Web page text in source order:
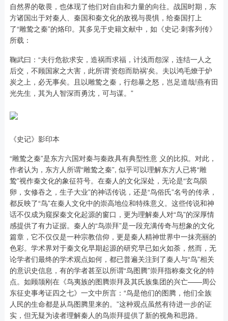
自然界的敬畏，也体现了他们对自由和力量的向往。战国时期，东
方诸国出于对秦人、秦国和秦文化的敌视与畏惧，给秦国打上
了“雕鸷之秦”的烙印。其多见于史籍文献中，如《史记·刺客列传》
所载：
鞠武曰：“夫行危欲求安，造祸而求福，计浅而怨深，连结一人之
后交，不顾国家之大害，此所谓‘资怨而助祸'矣。夫以鸿毛燎于炉
炭之上，必无事矣。且以雕鸷之秦，行怨暴之怒，岂足道哉!燕有田
光先生，其为人智深而勇沈，可与谋。”
《史记》影印本
“雕鸷之秦”是东方六国对秦与秦政具有典型性意 义的比拟。对此，
作者认为，东方人所谓“雕鸷之秦”, 似乎可以理解东方人已将“雕
鸷”视作秦文化的象征符号。在秦人的文化深处，无论是“玄鸟陨
卵，女修吞之，生子大业”的神话传说，还是“鸟俗氏”名号的传承，
都反映了“鸟”在秦人文化中的崇高地位和特殊意义。这些传说和神
话不仅成为窥探秦文化起源的窗口，更为理解秦人对“鸟”的深厚情
感提供了有力证据。秦人的“鸟崇拜”是一段充满传奇与想象的文化
篇章，它不仅仅是一种宗教信仰，更是秦人精神世界中一抹亮丽的
色彩。学术界对于秦文化早期起源的研究早已如火如荼，然而，无
论学者们最终的学术观点如何，都已普遍关注到了秦人与“鸟”相关
的意识史信息，有的学者甚至以所谓“鸟图腾”崇拜指称秦文化的特
点。如顾颉刚在《鸟夷族的图腾崇拜及其氏族集团的兴亡——周公
东征史事考证四之七》一文中所言：“鸟是他们的图腾，他们全族
人民的生命都是从鸟图腾里来的。”这种观点虽然有待进一步的证
实，但无疑为读者理解秦人的鸟崇拜提供了新的视角和思路。